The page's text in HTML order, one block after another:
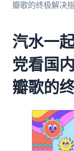
瓣歌的终极解决
汽水一
党看国
瓣歌的